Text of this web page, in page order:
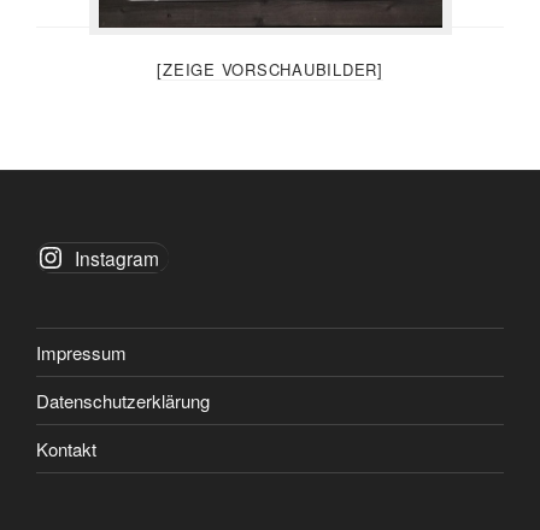
[ZEIGE VORSCHAUBILDER]
Instagram
Impressum
Datenschutzerklärung
Kontakt